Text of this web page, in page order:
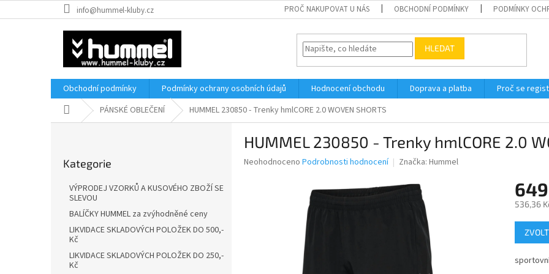
na
info@hummel-kluby.cz PROČ NAKUPOVAT U NÁS OBCHODNÍ PODMÍNKY PODMÍNKY
HLEDAT
Obchodní podmínky Podmínky ochrany osobních údajů Hodnocení obchodu Doprava a platba Proč se
Domů PÁNSKÉ OBLEČENÍ HUMMEL 230850 - Trenky hmlCORE 2.0 WOVEN SHORTS
kategorie
Kategorie
VÝPRODEJ VZORKŮ A KUSOVÉHO ZBOŽÍ SE
SLEVOU
BALÍČKY HUMMEL za zvýhodněné ceny
LIKVIDACE SKLADOVÝCH POLOŽEK DO 500,-
Kč
LIKVIDACE SKLADOVÝCH POLOŽEK DO 250,-
Kč
HUMMEL 230850 - Trenky hmlCORE 2.0
Průměrné
Neohodnoceno Podrobnosti hodnocení Značka: Hummel
536,36
Měrná
cena: